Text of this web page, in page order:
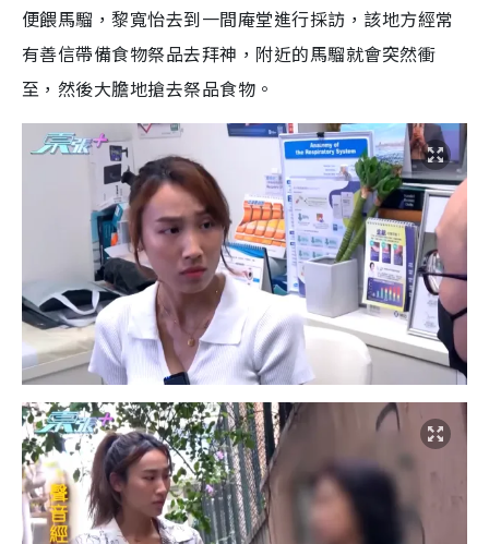
8
.
3
%
a
i
n
g
T
i
m
e
e
便餵馬騮，黎寬怡去到一間庵堂進行採訪，該地方經常
有善信帶備食物祭品去拜神，附近的馬騮就會突然衝
至，然後大膽地搶去祭品食物。